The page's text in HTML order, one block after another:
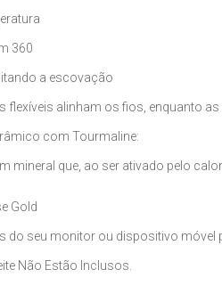
360
a escovação
flexíveis alinham os fios, enquanto
com Tourmaline:
mineral que, ao ser ativado pelo
Gold
do seu monitor ou dispositivo móvel
Não Estão Inclusos.